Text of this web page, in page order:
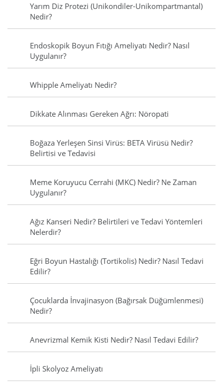
Yarım Diz Protezi (Unikondiler-Unikompartmantal)
Nedir?
Endoskopik Boyun Fıtığı Ameliyatı Nedir? Nasıl
Uygulanır?
Whipple Ameliyatı Nedir?
Dikkate Alınması Gereken Ağrı: Nöropati
Boğaza Yerleşen Sinsi Virüs: BETA Virüsü Nedir?
Belirtisi ve Tedavisi
Meme Koruyucu Cerrahi (MKC) Nedir? Ne Zaman
Uygulanır?
Ağız Kanseri Nedir? Belirtileri ve Tedavi Yöntemleri
Nelerdir?
Eğri Boyun Hastalığı (Tortikolis) Nedir? Nasıl Tedavi
Edilir?
Çocuklarda İnvajinasyon (Bağırsak Düğümlenmesi)
Nedir?
Anevrizmal Kemik Kisti Nedir? Nasıl Tedavi Edilir?
İpli Skolyoz Ameliyatı